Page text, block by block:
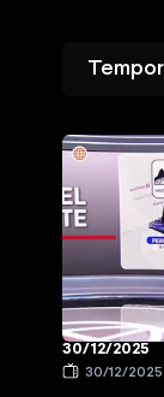
30/12/2025
30/12/2025